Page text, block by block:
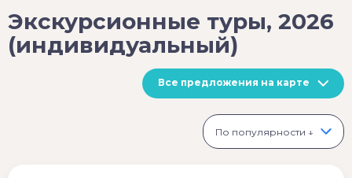
Экскурсионные туры, 2026
(индивидуальный)
Все предложения на карте
По популярности ↓